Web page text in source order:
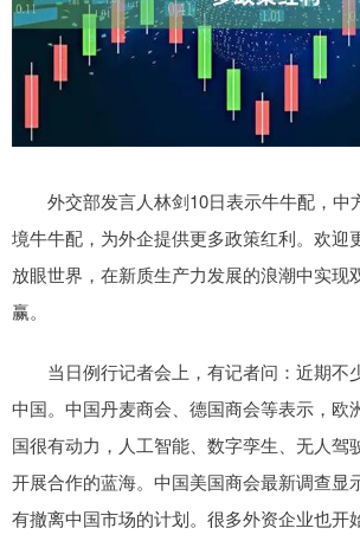
外交部发言人林剑10日表示牛牛配，中
境牛牛配，为外企提供更多政策红利。欢迎
放眼世界，在新质生产力发展的浪潮中实现
赢。
当日例行记者会上，有记者问：近期不
中国。中国丹麦商会、德国商会等表示，欧
国很有动力，人工智能、数字孪生、无人驾
开展合作的蓝海。中国美国商会最新调查显
有撤离中国市场的计划。很多外资企业也开